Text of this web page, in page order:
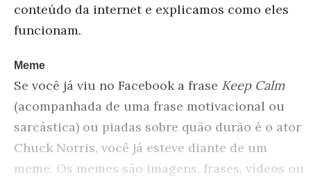
conteúdo da internet e explicamos como eles
funcionam.
Meme
Se você já viu no Facebook a frase Keep Calm
(acompanhada de uma frase motivacional ou
sarcástica) ou piadas sobre quão durão é o ator
Chuck Norris, você já esteve diante de um
meme. Os memes são imagens, frases, vídeos ou